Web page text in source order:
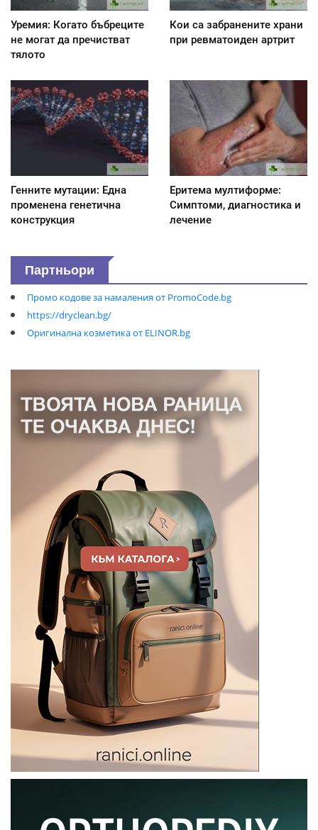
Уремия: Когато бъбреците
не могат да пречистват
тялото
Кои са забранените храни
при ревматоиден артрит
Генните мутации: Една
променена генетична
конструкция
Еритема мултиформе:
Симптоми, диагностика и
лечение
Партньори
Промо кодове за намаления от PromoCode.bg
https://dryclean.bg/
Оригинална козметика от ELINOR.bg